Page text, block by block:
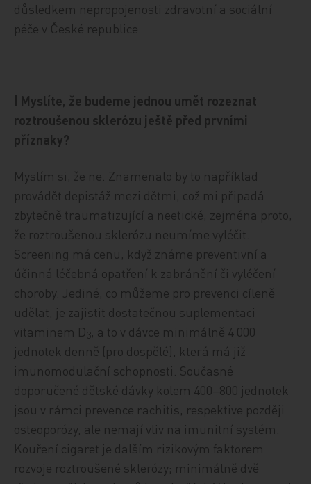
důsledkem nepropojenosti zdravotní a sociální
péče v České republice.
| Myslíte, že budeme jednou umět rozeznat
roztroušenou sklerózu ještě před prvními
příznaky?
Myslím si, že ne. Znamenalo by to například
provádět depistáž mezi dětmi, což mi připadá
zbytečně traumatizující a neetické, zejména proto,
že roztroušenou sklerózu neumíme vyléčit.
Screening má cenu, když známe preventivní a
účinná léčebná opatření k zabránění či vyléčení
choroby. Jediné, co můžeme pro prevenci cíleně
udělat, je zajistit dostatečnou suplementaci
vitaminem D 3, a to v dávce minimálně 4 000
jednotek denně (pro dospělé), která má již
imunomodulační schopnosti. Současné
doporučené dětské dávky kolem 400–800 jednotek
jsou v rámci prevence rachitis, respektive později
osteoporózy, ale nemají vliv na imunitní systém.
Kouření cigaret je dalším rizikovým faktorem
rozvoje roztroušené sklerózy; minimálně dvě